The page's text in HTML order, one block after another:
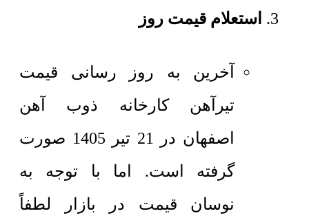
استعلام قیمت روز
آخرین به روز رسانی قیمت
تیرآهن کارخانه ذوب آهن
اصفهان در 21 تیر 1405 صورت
گرفته است. اما با توجه به
نوسان قیمت در بازار لطفاً